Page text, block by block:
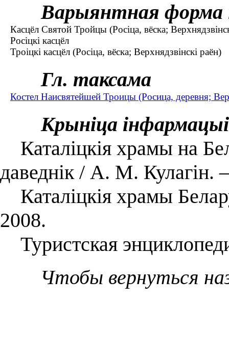
Варыянтная форма
Касцёл Святой Тройцы (Росіца, вёска;
Росіцкі касцёл
Троіцкі касцёл (Росіца, вёска; Верхнядзвінскі раён)
Гл. таксама
Костел Наисвятейшей Троицы (Росица, деревня;
Крыніца інфармацыі
Каталіцкія храмы на
даведнік / А. М.
Каталіцкія храмы
2008.
Туристская
Чтобы вернуться